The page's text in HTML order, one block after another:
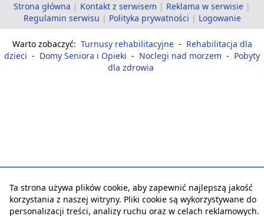
Strona główna | Kontakt z serwisem | Reklama w serwisie |
Regulamin serwisu | Polityka prywatności | Logowanie
Warto zobaczyć: Turnusy rehabilitacyjne - Rehabilitacja dla
dzieci - Domy Seniora i Opieki - Noclegi nad morzem - Pobyty
dla zdrowia
Ta strona używa plików cookie, aby zapewnić najlepszą jakość
korzystania z naszej witryny. Pliki cookie są wykorzystywane do
personalizacji treści, analizy ruchu oraz w celach reklamowych.